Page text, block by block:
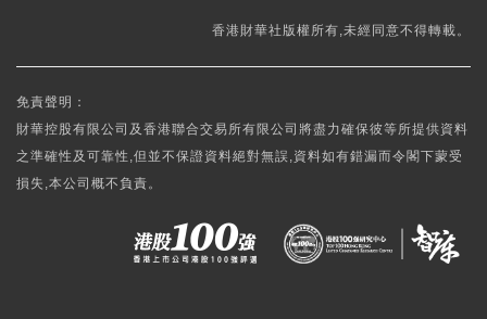
香港財華社版權所有,未經同意不得轉載。
免責聲明：
財華控股有限公司及香港聯合交易所有限公司將盡力確保彼等所提供資料
之準確性及可靠性,但並不保證資料絕對無誤,資料如有錯漏而令閣下蒙受
損失,本公司概不負責。